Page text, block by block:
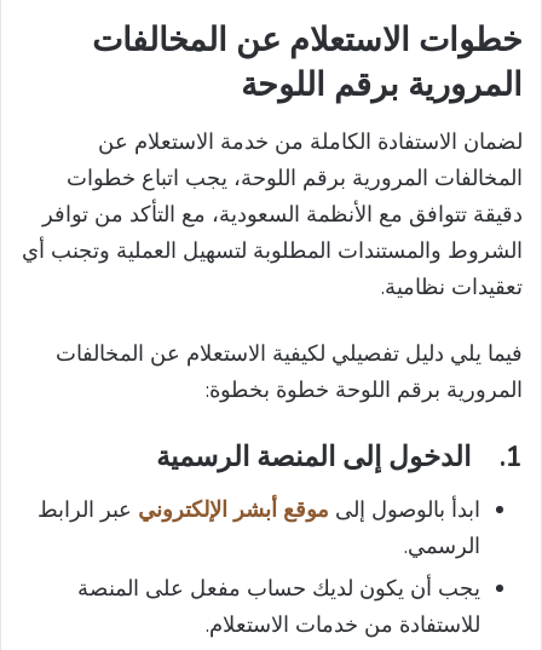
خطوات الاستعلام عن المخالفات
المرورية برقم اللوحة
لضمان الاستفادة الكاملة من خدمة الاستعلام عن
المخالفات المرورية برقم اللوحة، يجب اتباع خطوات
دقيقة تتوافق مع الأنظمة السعودية، مع التأكد من توافر
الشروط والمستندات المطلوبة لتسهيل العملية وتجنب أي
تعقيدات نظامية.
فيما يلي دليل تفصيلي لكيفية الاستعلام عن المخالفات
المرورية برقم اللوحة خطوة بخطوة:
1. الدخول إلى المنصة الرسمية
ابدأ بالوصول إلى موقع أبشر الإلكتروني عبر الرابط
الرسمي.
يجب أن يكون لديك حساب مفعل على المنصة
للاستفادة من خدمات الاستعلام.